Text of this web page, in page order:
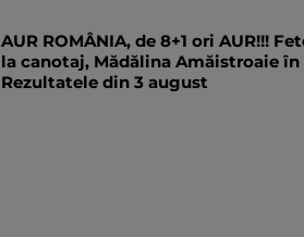
AUR ROMÂNIA, de 8+1 ori AUR!!!
la canotaj, Mădălina Amăistroaie în
Rezultatele din 3 august